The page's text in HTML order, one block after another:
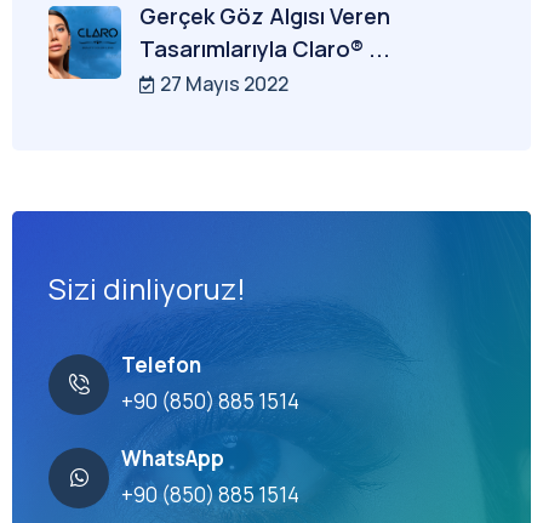
Gerçek Göz Algısı Veren
Tasarımlarıyla Claro® ...
27 Mayıs 2022
Sizi dinliyoruz!
Telefon
+90 (850) 885 1514
WhatsApp
+90 (850) 885 1514